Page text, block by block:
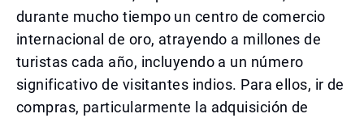
durante mucho tiempo un centro de comercio
internacional de oro, atrayendo a millones de
turistas cada año, incluyendo a un número
significativo de visitantes indios. Para ellos, ir de
compras, particularmente la adquisición de